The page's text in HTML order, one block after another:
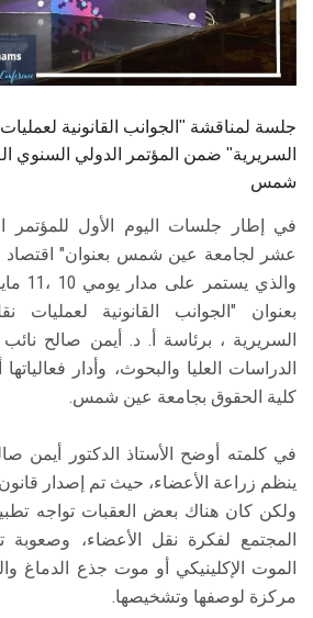
جلسة لمناقشة "الجوانب القانونية
شمس
في إطار جلسات اليوم الأول للمؤتمر
عشر لجامعة عين شمس بعنوان" اقتصاد
بعنوان "الجوانب القانونية لعمليات
السريرية ، برئاسة أ. د. أيمن صالح
الدراسات العليا والبحوث، وأدار
كلية الحقوق بجامعة عين شمس.
في كلمته أوضح الأستاذ الدكتور أيمن
ينظم زراعة الأعضاء، حيث تم إصدار قانون
ولكن كان هناك بعض العقبات تواجه
المجتمع لفكرة نقل الأعضاء،
الموت الإكلينيكي أو موت جذع الدماغ
مركزة لوصفها وتشخيصها.